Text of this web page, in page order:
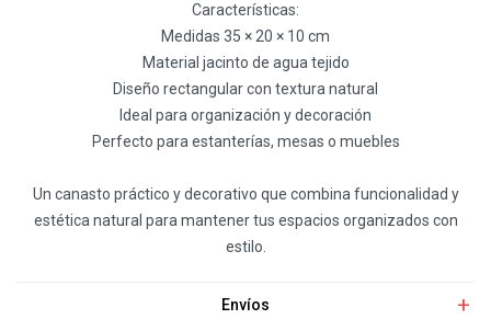
Características:
Medidas 35 × 20 × 10 cm
Material jacinto de agua tejido
Diseño rectangular con textura natural
Ideal para organización y decoración
Perfecto para estanterías, mesas o muebles
Un canasto práctico y decorativo que combina funcionalidad y
estética natural para mantener tus espacios organizados con
estilo.
Envíos